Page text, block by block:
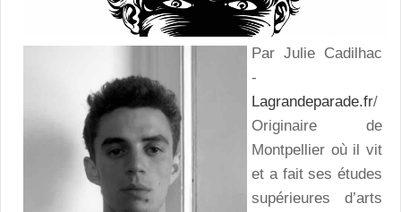
Par Julie Cadilhac
-
Lagrandeparade.fr/
Originaire de
Montpellier où il vit
et a fait ses études
supérieures d’arts